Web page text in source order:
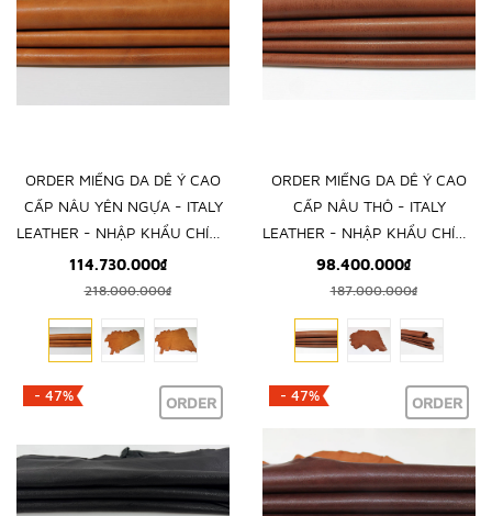
ORDER MIẾNG DA DÊ Ý CAO
CẤP NÂU YÊN NGỰA - ITALY
LEATHER - NHẬP KHẨU CHÍNH
HÃNG TỪ Ý
114.730.000₫
218.000.000₫
ORDER MIẾNG DA DÊ Ý CAO
CẤP NÂU THÔ - ITALY
LEATHER - NHẬP KHẨU CHÍNH
HÃNG TỪ Ý
98.400.000₫
187.000.000₫
- 47% ORDER - 47% ORDER